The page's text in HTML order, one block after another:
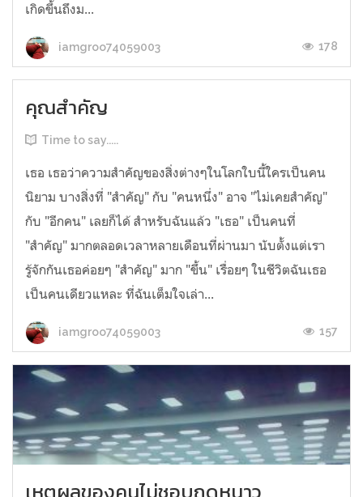
เกิดขึ้นถึงม...
iamgroo74059003 178
คุณสำคัญ
Time to say.....
เธอ เธอว่าความสำคัญของสิ่งต่างๆในโลกใบนี้ใครเป็นคน
นิยาม บางสิ่งที่ "สำคัญ" กับ "คนหนึ่ง" อาจ "ไม่เคยสำคัญ"
กับ "อีกคน" เลยก็ได้ สำหรับฉันแล้ว "เธอ" เป็นคนที่
"สำคัญ" มากตลอดเวลาหลายเดือนที่ผ่านมา นับตั้งแต่เรา
รู้จักกันเธอค่อยๆ "สำคัญ" มาก "ขึ้น" เรื่อยๆ ในชีวิตฉันเธอ
เป็นคนเดียวแหละ ที่ฉันเต็มใจเล่า...
iamgroo74059003 157